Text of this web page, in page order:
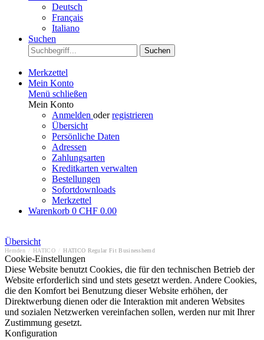
Deutsch
Français
Italiano
Suchen
Suchen
Merkzettel
Mein Konto
Menü schließen
Mein Konto
Anmelden oderregistrieren
Übersicht
Persönliche Daten
Adressen
Zahlungsarten
Kreditkarten verwalten
Bestellungen
Sofortdownloads
Merkzettel
Warenkorb 0 CHF 0.00
Übersicht
Hemden HATICO HATICO Regular Fit Businesshemd
Cookie-Einstellungen
Diese Website benutzt Cookies, die für den technischen Betrieb der
Website erforderlich sind und stets gesetzt werden. Andere Cookies,
die den Komfort bei Benutzung dieser Website erhöhen, der
Direktwerbung dienen oder die Interaktion mit anderen Websites
und sozialen Netzwerken vereinfachen sollen, werden nur mit Ihrer
Zustimmung gesetzt.
Konfiguration